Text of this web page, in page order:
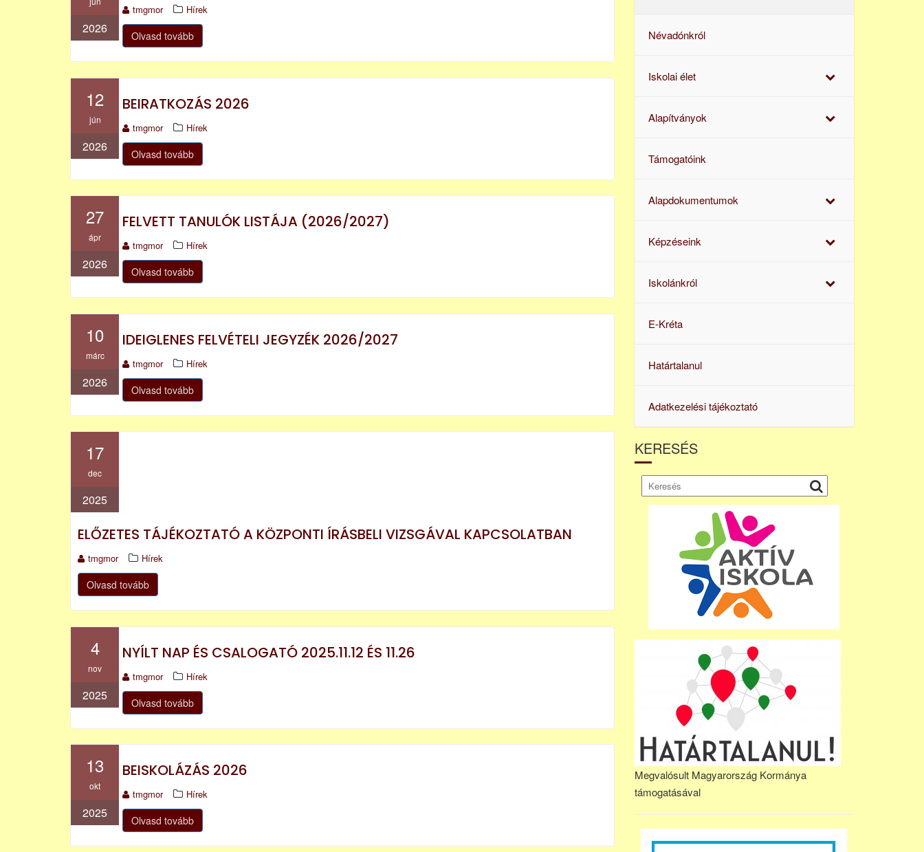
2026
tmgmor Hírek
Olvasd tovább
12
jún
2026
BEIRATKOZÁS 2026
tmgmor Hírek
Olvasd tovább
27
ápr
2026
FELVETT TANULÓK LISTÁJA (2026/2027)
tmgmor Hírek
Olvasd tovább
10
márc
2026
IDEIGLENES FELVÉTELI JEGYZÉK 2026/2027
tmgmor Hírek
Olvasd tovább
17
dec
2025
ELŐZETES TÁJÉKOZTATÓ A KÖZPONTI ÍRÁSBELI VIZSGÁVAL KAPCSOLATBAN
tmgmor Hírek
Olvasd tovább
4
nov
2025
NYÍLT NAP ÉS CSALOGATÓ 2025.11.12 ÉS 11.26
tmgmor Hírek
Olvasd tovább
13
okt
2025
BEISKOLÁZÁS 2026
tmgmor Hírek
Olvasd tovább
Névadónkról
Iskolai élet
Alapítványok
Támogatóink
Alapdokumentumok
Képzéseink
Iskolánkról
E-Kréta
Határtalanul
Adatkezelési tájékoztató
KERESÉS
Megvalósult Magyarország Kormánya
támogatásával